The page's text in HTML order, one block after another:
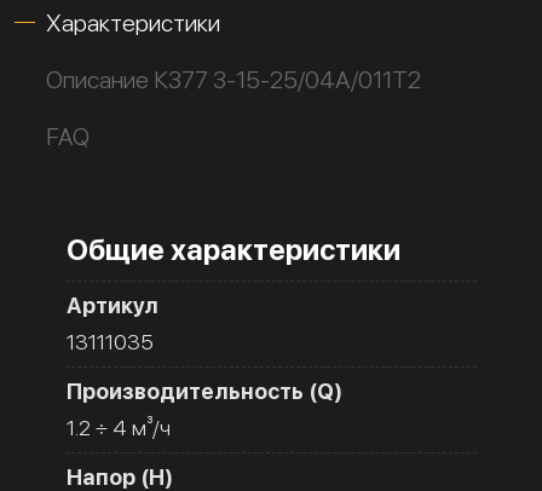
Характеристики
Описание К377 3-15-25/04А/011Т2
FAQ
Общие характеристики
Артикул
13111035
Производительность (Q)
1.2 ÷ 4 м³/ч
Напор (H)